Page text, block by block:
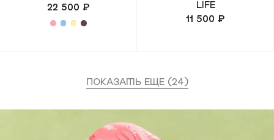
22 500 ₽
LIFE
11 500 ₽
показать еще (24)